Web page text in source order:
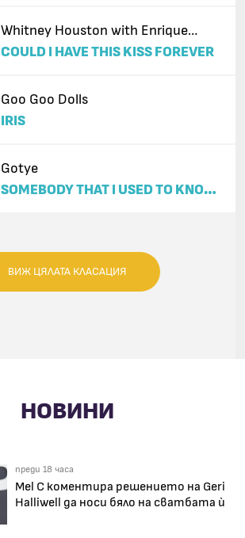
Whitney Houston with Enrique
Iglesias
COULD I HAVE THIS KISS FOREVER
Goo Goo Dolls
IRIS
Gotye
SOMEBODY THAT I USED TO KNOW
ВИЖ ЦЯЛАТА КЛАСАЦИЯ
НОВИНИ
преди 18 часа
Mel C коментира решението на Geri
Halliwell да носи бяло на сватбата ѝ